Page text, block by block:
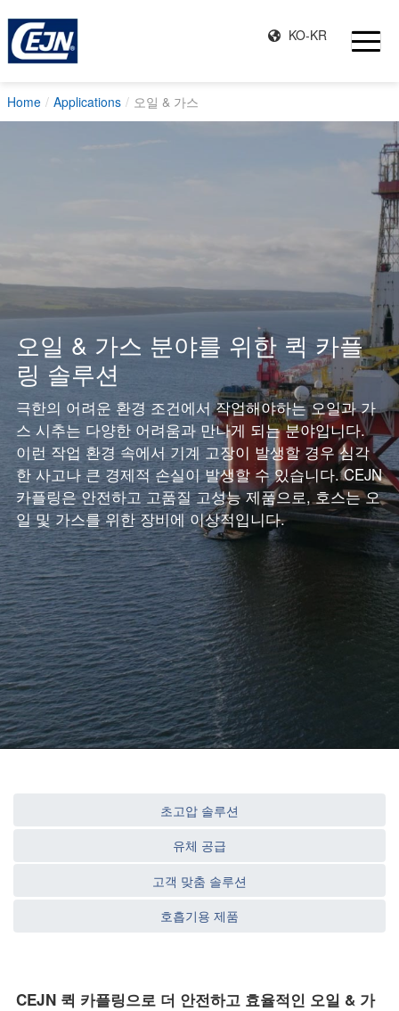
KO-KR
Home Applications 오일 & 가스
오일 & 가스 분야를 위한 퀵 카플
링 솔루션
극한의 어려운 환경 조건에서 작업해야하는 오일과 가
스 시추는 다양한 어려움과 만나게 되는 분야입니다.
이런 작업 환경 속에서 기계 고장이 발생할 경우 심각
한 사고나 큰 경제적 손실이 발생할 수 있습니다. CEJN
카플링은 안전하고 고품질 고성능 제품으로, 호스는 오
일 및 가스를 위한 장비에 이상적입니다.
초고압 솔루션
유체 공급
고객 맞춤 솔루션
호흡기용 제품
CEJN 퀵 카플링으로 더 안전하고 효율적인 오일 & 가